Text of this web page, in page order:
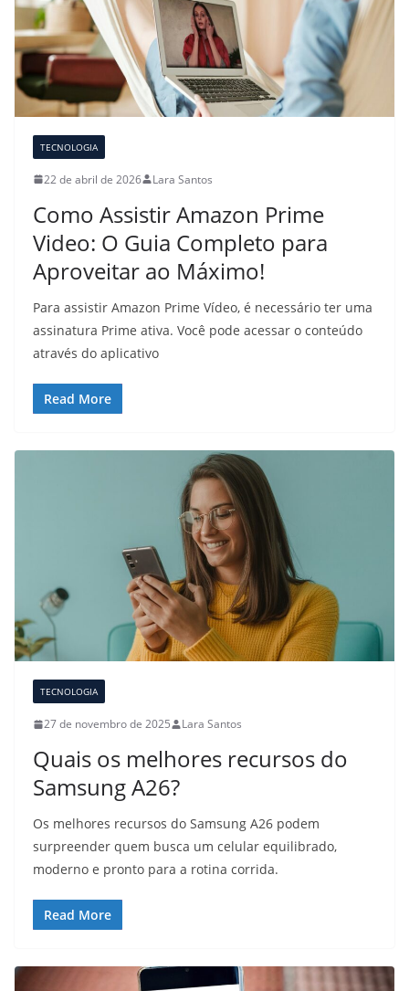
TECNOLOGIA
22 de abril de 2026 Lara Santos
Como Assistir Amazon Prime
Video: O Guia Completo para
Aproveitar ao Máximo!
Para assistir Amazon Prime Vídeo, é necessário ter uma
assinatura Prime ativa. Você pode acessar o conteúdo
através do aplicativo
Read More
TECNOLOGIA
27 de novembro de 2025 Lara Santos
Quais os melhores recursos do
Samsung A26?
Os melhores recursos do Samsung A26 podem
surpreender quem busca um celular equilibrado,
moderno e pronto para a rotina corrida.
Read More